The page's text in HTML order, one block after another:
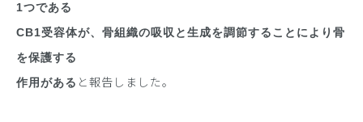
1つである
CB1受容体が、骨組織の吸収と生成を調節することにより骨
を保護する
作用がある と報告しました。